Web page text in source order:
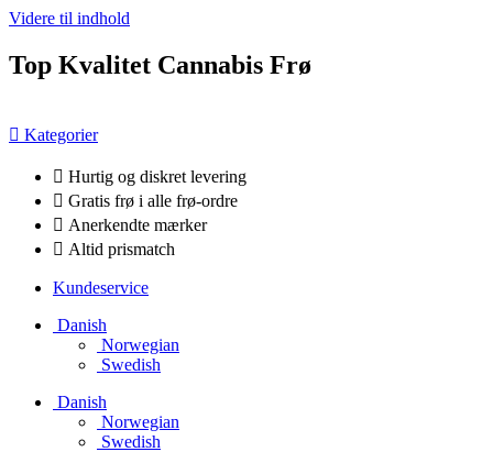
Videre til indhold
Top Kvalitet Cannabis Frø
Kategorier
Hurtig og diskret levering
Gratis frø i alle frø-ordre
Anerkendte mærker
Altid prismatch
Kundeservice
Danish
Norwegian
Swedish
Danish
Norwegian
Swedish